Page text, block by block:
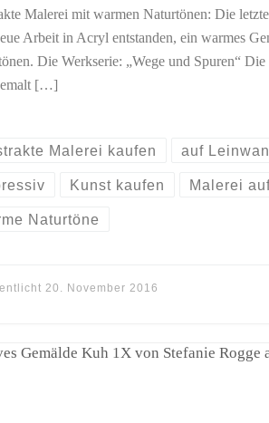
Malerei mit warmen Naturtönen: Die
Arbeit in Acryl entstanden, ein warmes
Die Werkserie: „Wege und Spuren“ Die
[…]
Malerei kaufen auf
Kunst kaufen Malerei
Naturtöne
20. November 2016